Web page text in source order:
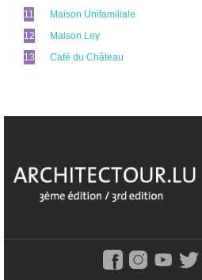
11
Maison Unifamiliale
12
Maison Ley
13
Café du Château